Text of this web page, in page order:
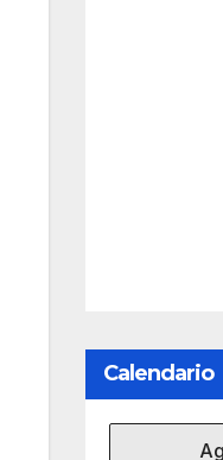
Calendario